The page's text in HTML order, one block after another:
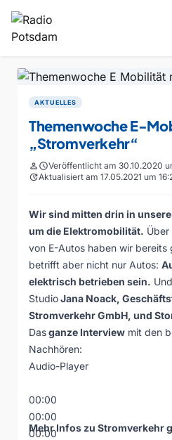
AKTUELLES
Themenwoche E-
„Stromverkehr“
personscheduleVeröffentlicht am 30.10.2020
updateAktualisiert am 17.05.2021 um
Wir sind mitten drin in
um die Elektromobilität.
von E-Autos haben wir bereits
betrifft aber nicht nur Autos:
elektrisch betrieben sein.
StudioJana Noack,
Stromverkehr GmbH, und
Dasganze Interview mit den
Nachhören:
Audio-Player
00:00
00:00
00:00
Mehr Infos zu Stromverkehr